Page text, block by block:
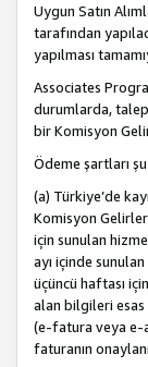
Uygun Satın
tarafından
yapılması
Associates
durumlarda,
bir Komisyon
Ödeme şartları
(a) Türkiye’de
Komisyon
için sunulan
ayı içinde
üçüncü haftası
alan bilgileri
(e-fatura veya e-
faturanın